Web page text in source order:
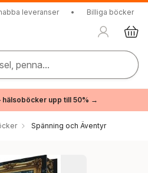
leveranser • Billiga böcker
penna...
hälsoböcker upp till 50% →
Spänning och Äventyr